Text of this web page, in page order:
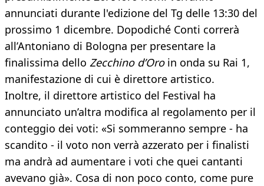
annunciati durante l'edizione del Tg delle 13:30 del
prossimo 1 dicembre. Dopodiché Conti correrà
all’Antoniano di Bologna per presentare la
finalissima dello Zecchino d’Oroin onda su Rai 1,
manifestazione di cui è direttore artistico.
Inoltre, il direttore artistico del Festival ha
annunciato un’altra modifica al regolamento per il
conteggio dei voti: «Si sommeranno sempre - ha
scandito - il voto non verrà azzerato per i finalisti
ma andrà ad aumentare i voti che quei cantanti
avevano già». Cosa di non poco conto, come pure